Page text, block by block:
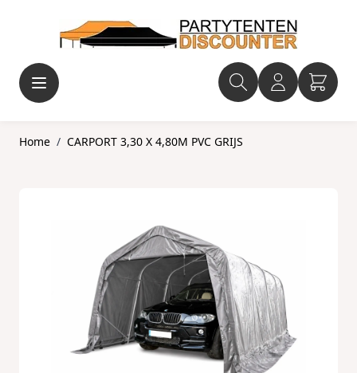
Home / CARPORT 3,30 X 4,80M PVC GRIJS